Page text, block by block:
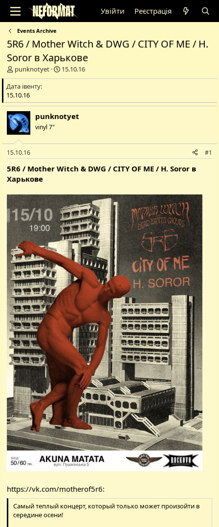
Увійти Реєстрація
Events Archive
5R6 / Mother Witch & DWG / CITY OF ME / H.
Soror в Харькове
А
в
т
о
р
т
е
м
и
punknotyet
Д
а
с
т
в
н
н
я
15.10.16
Дата івенту
15.10.16
punknotyet
vinyl 7"
15.10.16 #1
5R6 / Mother Witch & DWG / CITY OF ME / H. Soror в
Харькове
https://vk.com/motherof5r6:
Самый теплый концерт, который только может произойти в
середине осени!